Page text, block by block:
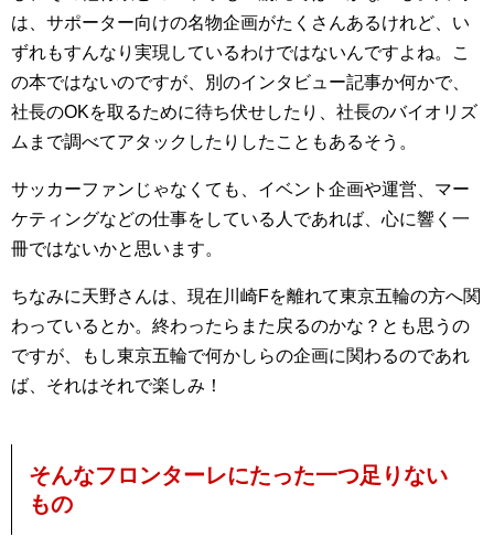
は、サポーター向けの名物企画がたくさんあるけれど、い
ずれもすんなり実現しているわけではないんですよね。こ
の本ではないのですが、別のインタビュー記事か何かで、
社長のOKを取るために待ち伏せしたり、社長のバイオリズ
ムまで調べてアタックしたりしたこともあるそう。
サッカーファンじゃなくても、イベント企画や運営、マー
ケティングなどの仕事をしている人であれば、心に響く一
冊ではないかと思います。
ちなみに天野さんは、現在川崎Fを離れて東京五輪の方へ関
わっているとか。終わったらまた戻るのかな？とも思うの
ですが、もし東京五輪で何かしらの企画に関わるのであれ
ば、それはそれで楽しみ！
そんなフロンターレにたった一つ足りない
もの